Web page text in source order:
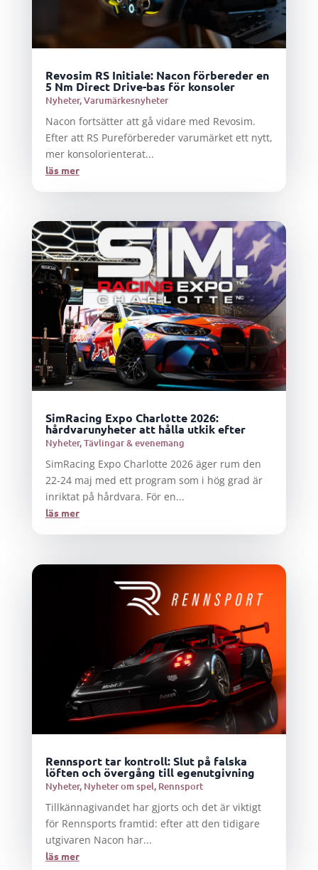
Revosim RS Initiale: Nacon förbereder en
5 Nm Direct Drive-bas för konsoler
Nyheter,Varumärkesnyheter
Nacon fortsätter att gå vidare med Revosim.
Efter att RS Pureförbereder varumärket ett nytt,
mer konsolorienterat...
läs mer
SimRacing Expo Charlotte 2026:
hårdvarunyheter att hålla utkik efter
Nyheter,Tävlingar & evenemang
SimRacing Expo Charlotte 2026 äger rum den
22-24 maj med ett program som i hög grad är
inriktat på hårdvara. För en...
läs mer
Rennsport tar kontroll: Slut på falska
löften och övergång till egenutgivning
Nyheter, Nyheter om spel, Rennsport
Tillkännagivandet har gjorts och det är viktigt
för Rennsports framtid: efter att den tidigare
utgivaren Nacon har...
läs mer